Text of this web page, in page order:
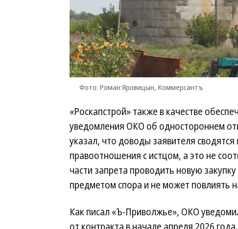
Фото: Роман Яровицын, Коммерсантъ
«Роскапстрой» также в качестве
уведомления ОКО об одностороннем
указал, что доводы заявителя
правоотношения с истцом, а это не
части запрета проводить новую
предметом спора и не может повлиять
Как писал «Ъ-Приволжье», ОКО